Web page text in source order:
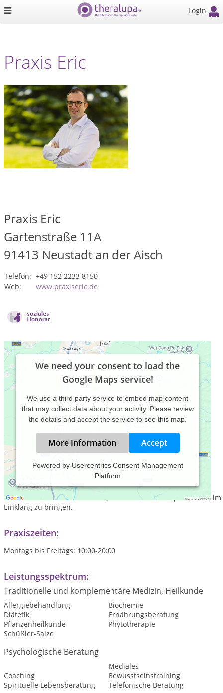
Login
Praxis Eric
Praxis Eric
Gartenstraße 11A
91413 Neustadt an der Aisch
Telefon: +49 152 2233 8150
Web:
www.praxiseric.de
We need your consent to load the
Google Maps service!
We use a third party service to embed map content
that may collect data about your activity. Please review
the details and accept the service to see this map.
More Information Accept
Powered by Usercentrics Consent Management
Platform
Praxis Eric ist ganzheitliche Praxis der neuen Art
bietet dir die Möglichkeit deinenKörper, deinenGeistund
deine
durchGesundheit, Bewusstsein und Spiritualität im
Einklang zu bringen.
Praxiszeiten:
Montags bis Freitags: 10:00-20:00
Leistungsspektrum:
Traditionelle und komplementäre Medizin, Heilkunde
Allergiebehandlung
Biochemie
Diätetik
Ernährungsberatung
Pflanzenheilkunde
Phytotherapie
Schüßler-Salze
Psychologische Beratung
Coaching
Mediales
Bewusstseinstraining
Spirituelle Lebensberatung
Telefonische Beratung